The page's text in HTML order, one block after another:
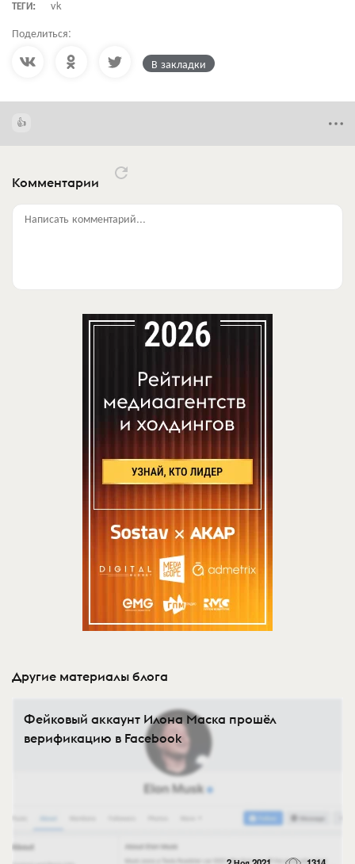
ТЕГИ:
vk
Поделиться:
В закладки
Комментарии
Написать комментарий...
Другие материалы блога
Фейковый аккаунт Илона Маска прошёл
верификацию в Facebook